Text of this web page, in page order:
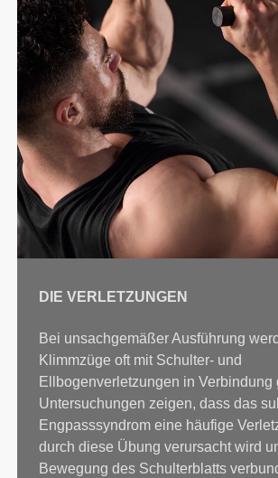
DIE VERLETZUNGEN
Bei unsachgemäßer Ausführung
Klimmzüge oft mit Schulter- und
Ellbogenverletzungen in Verbindung
Untersuchungen zeigen, dass das
Engpasssyndrom eine häufige
durch diese Übung verursacht wird
Bewegung des Schulterblatts